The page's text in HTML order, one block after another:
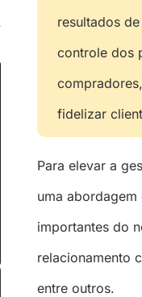
resultados
controle dos
fidelizar
Para elevar a
uma
importantes do
relacionamento
entre outros.